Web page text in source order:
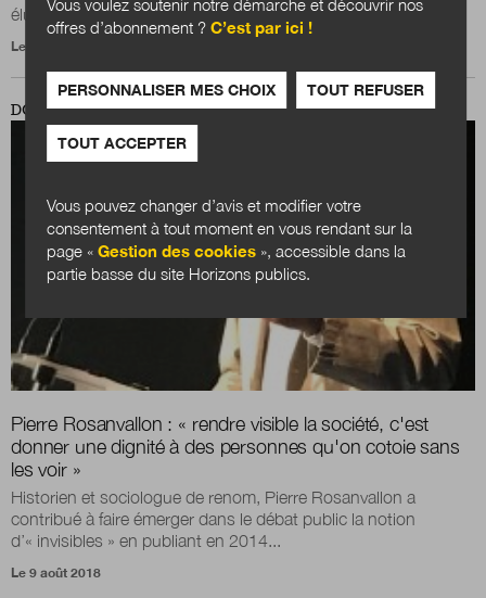
élus locaux dans le « vivre ensemble »...
Le 28 janvier 2019
DOSSIER
Pierre Rosanvallon : « rendre visible la société, c'est
donner une dignité à des personnes qu'on cotoie sans
les voir »
Historien et sociologue de renom, Pierre Rosanvallon a
contribué à faire émerger dans le débat public la notion
d’« invisibles » en publiant en 2014...
Le 9 août 2018
offres d’abonnement ? C’est par ici !
PERSONNALISER MES CHOIX TOUT REFUSER
TOUT ACCEPTER
Vous pouvez changer d’avis et modifier votre
consentement à tout moment en vous rendant sur la
page « Gestion des cookies», accessible dans la
partie basse du site Horizons publics.